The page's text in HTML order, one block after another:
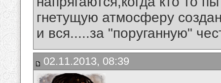
гнетущую атмосферу
и вся.....за "поруганную"
02.11.2013, 08:39